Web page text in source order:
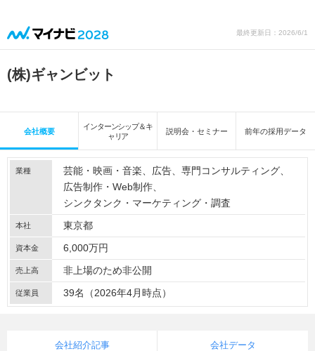
最終更新日：2026/6/1
(株)ギャンビット
会社概要
インターンシップ＆キ
ャリア
説明会・セミナー 前年の採用データ
業種 芸能・映画・音楽 広告
専門コンサルティング
広告制作・Web制作
シンクタンク・マーケティング・調査
本社 東京都
資本金 6,000万円
売上高 非上場のため非公開
従業員 39名（2026年4月時点）
会社紹介記事 会社データ